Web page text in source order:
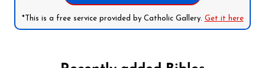
*This is a free service provided by Catholic Gallery. Get it here